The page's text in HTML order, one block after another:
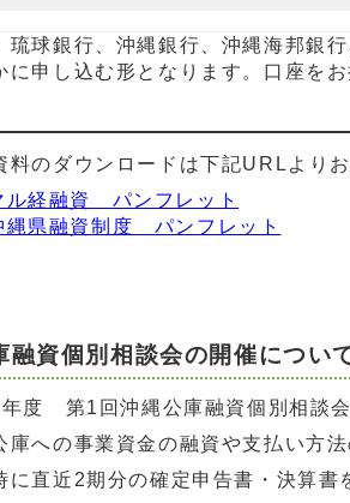
球銀行、沖縄銀行、沖縄海邦銀
に申し込む形となります。口座を
料のダウンロードは下記URLよりお
ル経融資 パンフレット
縄県融資制度 パンフレット
融資個別相談会の開催につい
度 第1回沖縄公庫融資個別相談会
庫への事業資金の融資や支払い方
に直近2期分の確定申告書・決算書